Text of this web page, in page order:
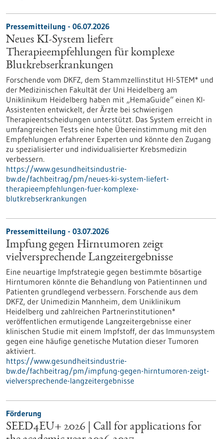
Pressemitteilung - 06.07.2026
Neues KI-System liefert
Therapieempfehlungen für komplexe
Blutkrebserkrankungen
Forschende vom DKFZ, dem Stammzellinstitut HI-STEM* und
der Medizinischen Fakultät der Uni Heidelberg am
Uniklinikum Heidelberg haben mit „HemaGuide“ einen KI-
Assistenten entwickelt, der Ärzte bei schwierigen
Therapieentscheidungen unterstützt. Das System erreicht in
umfangreichen Tests eine hohe Übereinstimmung mit den
Empfehlungen erfahrener Experten und könnte den Zugang
zu spezialisierter und individualisierter Krebsmedizin
verbessern.
https://www.gesundheitsindustrie-
bw.de/fachbeitrag/pm/neues-ki-system-liefert-
therapieempfehlungen-fuer-komplexe-
blutkrebserkrankungen
Pressemitteilung - 03.07.2026
Impfung gegen Hirntumoren zeigt
vielversprechende Langzeitergebnisse
Eine neuartige Impfstrategie gegen bestimmte bösartige
Hirntumoren könnte die Behandlung von Patientinnen und
Patienten grundlegend verbessern. Forschende aus dem
DKFZ, der Unimedizin Mannheim, dem Uniklinikum
Heidelberg und zahlreichen Partnerinstitutionen*
veröffentlichen ermutigende Langzeitergebnisse einer
klinischen Studie mit einem Impfstoff, der das Immunsystem
gegen eine häufige genetische Mutation dieser Tumoren
aktiviert.
https://www.gesundheitsindustrie-
bw.de/fachbeitrag/pm/impfung-gegen-hirntumoren-zeigt-
vielversprechende-langzeitergebnisse
Förderung
SEED4EU+ 2026 | Call for applications for